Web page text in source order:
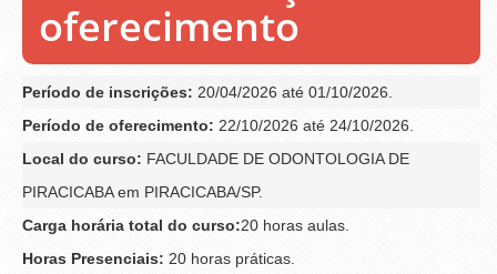
oferecimento
Período de inscrições: 20/04/2026 até 01/10/2026.
Período de oferecimento: 22/10/2026 até 24/10/2026.
Local do curso: FACULDADE DE ODONTOLOGIA DE
PIRACICABA em PIRACICABA/SP.
Carga horária total do curso:20 horas aulas.
Horas Presenciais: 20 horas práticas.